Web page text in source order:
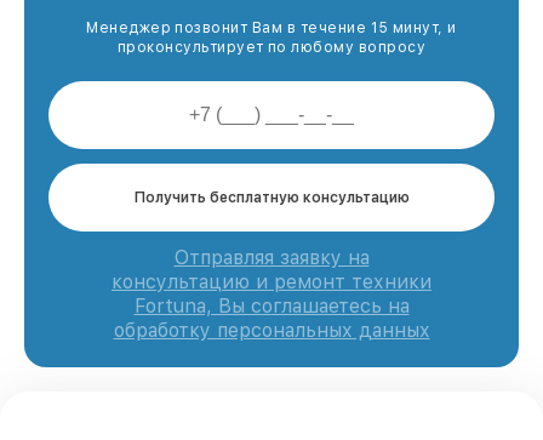
Менеджер позвонит Вам в течение 15 минут, и
проконсультирует по любому вопросу
Получить бесплатную консультацию
Отправляя заявку на
консультацию и ремонт техники
Fortuna, Вы соглашаетесь на
обработку персональных данных